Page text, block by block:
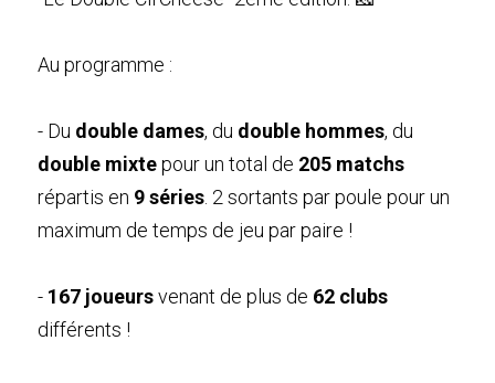
Au programme :
- Du double dames, du double hommes
double mixte pour un total de 205 matchs
répartis en 9 séries . 2 sortants par poule pour un
maximum de temps de jeu par paire !
- 167 joueurs venant de plus de 62 clubs
différents !